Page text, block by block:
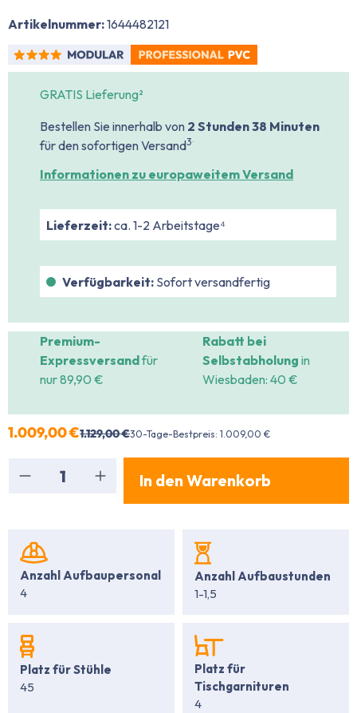
Artikelnummer:1644482121
GRATIS Lieferung²
Bestellen Sie innerhalb von 2 Stunden38 Minuten
für den sofortigen Versand3
Informationen zu europaweitem Versand
Lieferzeit:ca. 1-2 Arbeitstage⁴
Verfügbarkeit:Sofort versandfertig
Premium-
Expressversandfür
nur 89,90 €
Rabatt bei
Selbstabholung in
Wiesbaden: 40 €
1.009,00 €1.129,00 €30-Tage-Bestpreis: 1.009,00 €
Produkt Anzahl: Gib den gewünschten Wert
In den Warenkorb
Anzahl Aufbaupersonal
4
Anzahl Aufbaustunden
1-1,5
Platz für Stühle
45
Platz für
Tischgarnituren
4